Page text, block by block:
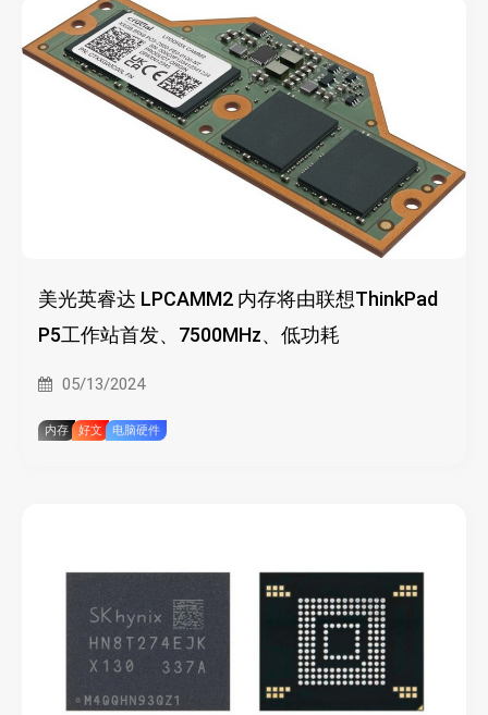
美光英睿达 LPCAMM2 内存将由联想ThinkPad
P5工作站首发、7500MHz、低功耗
05/13/2024
内存 好文 电脑硬件